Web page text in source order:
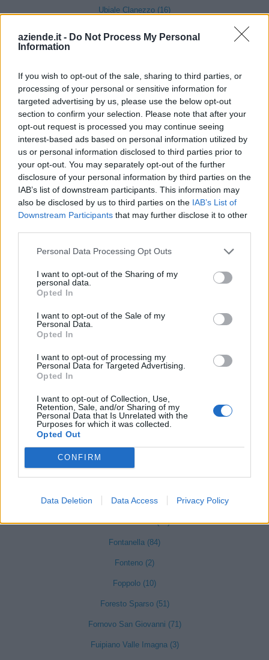
aziende.it - Do Not Process My Personal
Information
If you wish to opt-out of the sale, sharing to third parties, or
processing of your personal or sensitive information for
targeted advertising by us, please use the below opt-out
section to confirm your selection. Please note that after your
opt-out request is processed you may continue seeing
interest-based ads based on personal information utilized by
us or personal information disclosed to third parties prior to
your opt-out. You may separately opt-out of the further
disclosure of your personal information by third parties on the
IAB’s list of downstream participants. This information may
also be disclosed by us to third parties on the IAB’s List of
Downstream Participants that may further disclose it to other
Personal Data Processing Opt Outs
I want to opt-out of the Sharing of my
personal data.
Opted In
I want to opt-out of the Sale of my
Personal Data.
Opted In
I want to opt-out of processing my
Personal Data for Targeted Advertising.
Opted In
I want to opt-out of Collection, Use,
Retention, Sale, and/or Sharing of my
Personal Data that Is Unrelated with the
Purposes for which it was collected.
Opted Out
CONFIRM
Data Deletion Data Access Privacy Policy
Ubiale Clanezzo (16)
Cologno al Serio (239)
Colzate (34)
Comun Nuovo (89)
Corna Imagna (6)
Cornalba (2)
Cortenuova (41)
Costa Valle Imagna (4)
Costa di Mezzate (68)
Costa Serina (11)
Costa Volpino (280)
Covo (101)
Curno (344)
Dalmine (397)
Endine Gaiano (94)
Entratico (29)
Fara Olivana con Sola (27)
Fino del Monte (14)
Fiorano al Serio (59)
Fontanella (84)
Fonteno (2)
Foppolo (10)
Foresto Sparso (51)
Fornovo San Giovanni (71)
Fuipiano Valle Imagna (3)